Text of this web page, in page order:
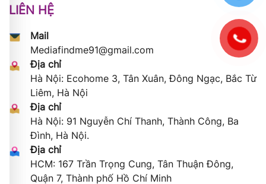
LIÊN HỆ
Mail
Mediafindme91@gmail.com
Địa chỉ
Hà Nội: Ecohome 3, Tân Xuân, Đông Ngạc, Bắc Từ
Liêm, Hà Nội
Địa chỉ
Hà Nội: 91 Nguyễn Chí Thanh, Thành Công, Ba
Đình, Hà Nội.
Địa chỉ
HCM: 167 Trần Trọng Cung, Tân Thuận Đông,
Quận 7, Thành phố Hồ Chí Minh